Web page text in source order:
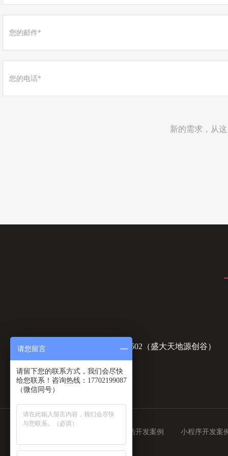
新的需求，从
上海市浦东新区盛荣路88弄6号楼502（盛大天地源创谷）
网站开发案例 小程序开发案
长沙网站建设 SCRM
请您留言
请留下您的联系方式，我们会尽快
给您联系！咨询热线：17702199087
（微信同号）